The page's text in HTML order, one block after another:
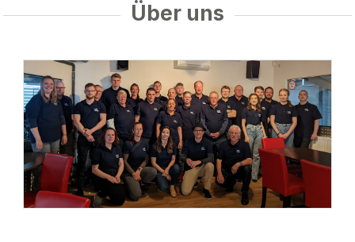
Über uns